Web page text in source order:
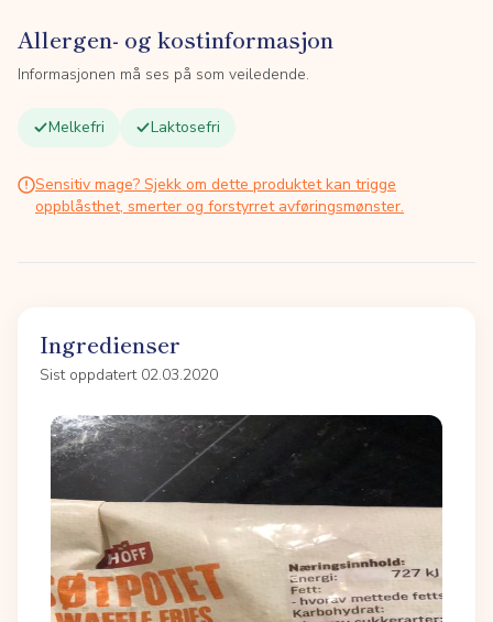
Allergen- og kostinformasjon
Informasjonen må ses på som veiledende.
Melkefri Laktosefri
Sensitiv mage? Sjekk om dette produktet kan trigge
oppblåsthet, smerter og forstyrret avføringsmønster.
Ingredienser
Sist oppdatert 02.03.2020